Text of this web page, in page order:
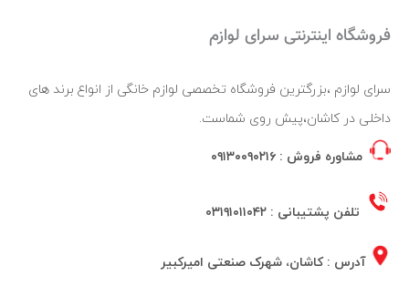
فروشگاه اینترنتی سرای لوازم
سرای لوازم ،بزرگترین فروشگاه تخصصی لوازم خانگی از انواع برند های
داخلی در کاشان،پیش روی شماست.
مشاوره فروش : ۰۹۱۳۰۰۹۰۲۱۶
تلفن پشتیبانی : ۰۳۱۹۱۰۱۱۰۴۲
آدرس : کاشان، شهرک صنعتی امیرکبیر